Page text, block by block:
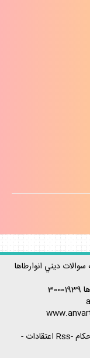
ديني انوارطاها
30001939
-Rss اعتقادات
-